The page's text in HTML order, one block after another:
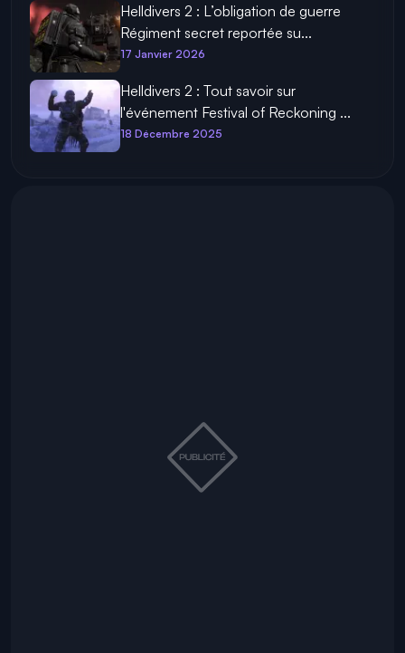
Helldivers 2 : L’obligation de guerre
Régiment secret reportée su...
17 Janvier 2026
Helldivers 2 : Tout savoir sur
l'événement Festival of Reckoning ...
18 Décembre 2025